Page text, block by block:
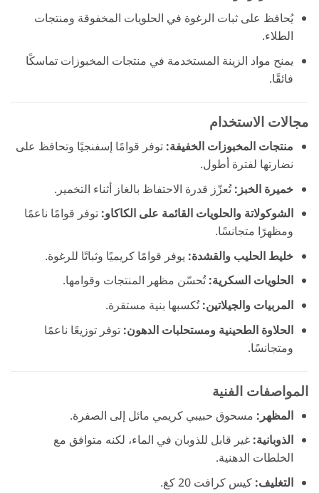
يُحافظ على ثبات الرغوة في الحلويات المخفوقة ومنتجات
الطلاء.
يمنح مواد الزينة المستخدمة في منتجات المخبوزات تماسكًا
فائقًا.
مجالات الاستخدام
منتجات المخبوزات الخفيفة: توفر قوامًا إسفنجيًا وتحافظ على
نضارتها لفترة أطول.
خميرة الخبز:تُعزّز قدرة الاحتفاظ بالغاز أثناء التخمير.
الشوكولاتة والحلويات القائمة على الكاكاو: توفر قوامًا ناعمًا
ومظهرًا متجانسًا.
خليط الحليب والقشدة: يوفر قوامًا كريميًا وثباتًا للرغوة.
الحلويات السكرية:تُحسّن مظهر المنتجات وقوامها.
المربيات والجيلاتين:تُكسبها بنية مستقرة.
الحلاوة الطحينية ومستحلبات الدهون: توفر توزيعًا ناعمًا
ومتجانسًا.
المواصفات الفنية
المظهر: مسحوق حبيبي كريمي مائل إلى الصفرة.
الذوبانية: غير قابل للذوبان في الماء، لكنه متوافق مع
الخلطات الدهنية.
التغليف: كيس كرافت 20 كغ.